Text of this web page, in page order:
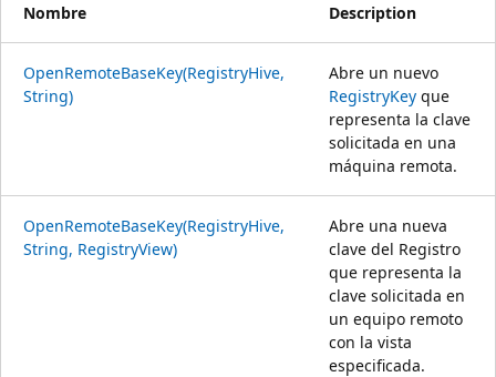
Nombre Description
OpenRemoteBaseKey(RegistryHive,
String)
Abre un nuevo
RegistryKey que
representa la clave
solicitada en una
máquina remota.
OpenRemoteBaseKey(RegistryHive,
String, RegistryView)
Abre una nueva
clave del Registro
que representa la
clave solicitada en
un equipo remoto
con la vista
especificada.